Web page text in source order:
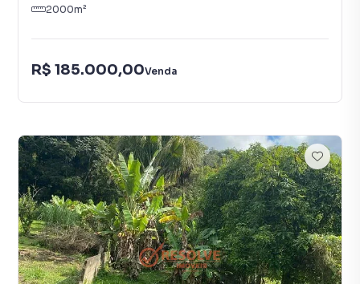
2000m²
R$ 185.000,00Venda